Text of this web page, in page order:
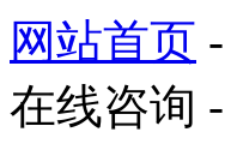
网站首页 -
在线咨询 -